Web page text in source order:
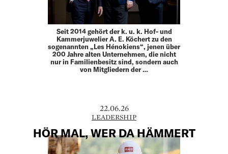
Seit 2014 gehört der k. u. k. Hof- und
Kammerjuwelier A. E. Köchert zu den
sogenannten „Les Hénokiens“, jenen über
200 Jahre alten Unternehmen, die nicht
nur in Familienbesitz sind, sondern auch
von Mitgliedern der …
22.06.26
LEADERSHIP
HÖR MAL, WER DA HÄMMERT